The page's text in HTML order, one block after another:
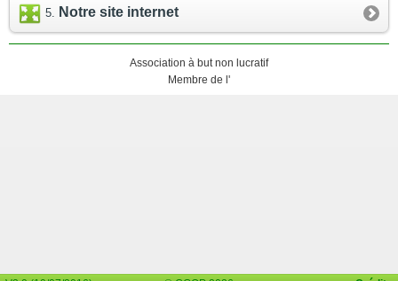
Notre site internet
Association à but non lucratif
Membre de l'